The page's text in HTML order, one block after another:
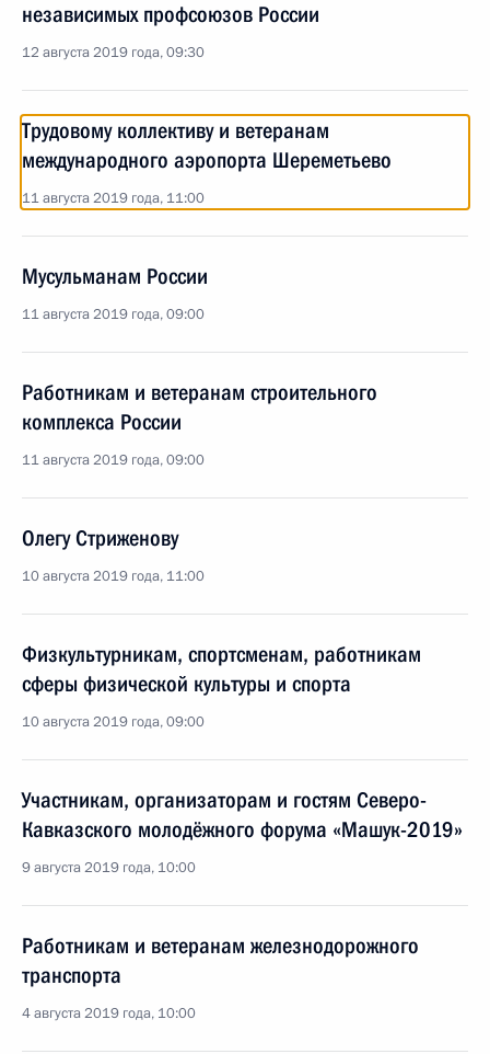
независимых профсоюзов России
12 августа 2019 года, 09:30
Трудовому коллективу и ветеранам
международного аэропорта Шереметьево
11 августа 2019 года, 11:00
Мусульманам России
11 августа 2019 года, 09:00
Работникам и ветеранам строительного
комплекса России
11 августа 2019 года, 09:00
Олегу Стриженову
10 августа 2019 года, 11:00
Физкультурникам, спортсменам, работникам
сферы физической культуры и спорта
10 августа 2019 года, 09:00
Участникам, организаторам и гостям Северо-
Кавказского молодёжного форума «Машук-2019»
9 августа 2019 года, 10:00
Работникам и ветеранам железнодорожного
транспорта
4 августа 2019 года, 10:00